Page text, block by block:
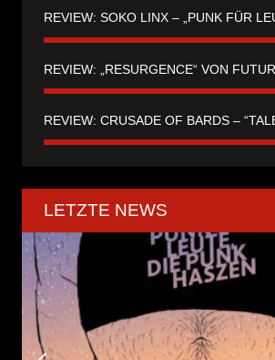
REVIEW: „RESURGENCE“ VON
LETZTE NEWS